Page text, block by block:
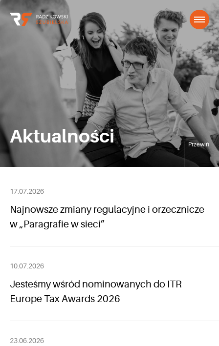
Aktualności Przewiń
17.07.2026
Najnowsze zmiany regulacyjne i orzecznicze
w „Paragrafie w sieci”
10.07.2026
Jesteśmy wśród nominowanych do ITR
Europe Tax Awards 2026
23.06.2026